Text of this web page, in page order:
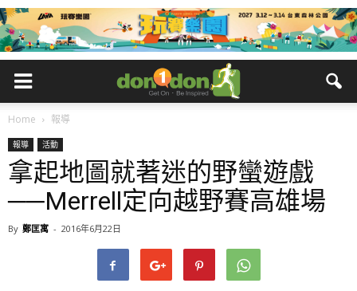
Home 報導
報導 活動
拿起地圖就著迷的野蠻遊戲
──Merrell定向越野賽高雄場
By 鄭匡寓 - 2016年6月22日